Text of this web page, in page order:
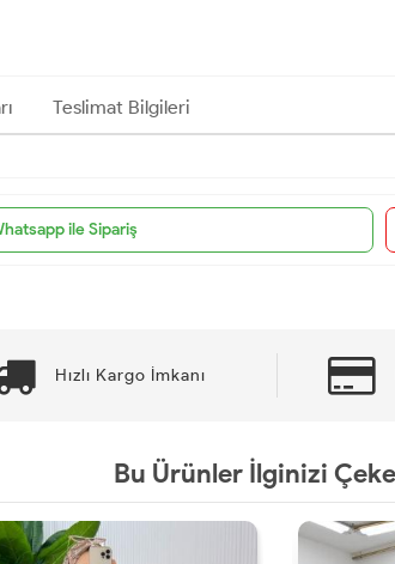
Teslimat Bilgileri
ile Sipariş
Hızlı Kargo İmkanı
Bu Ürünler İlginizi